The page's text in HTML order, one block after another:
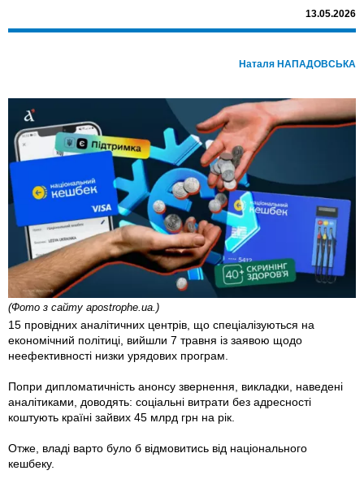
13.05.2026
Наталя НАПАДОВСЬКА
(Фото з сайту apostrophe.ua.)
15 провідних аналітичних центрів, що спеціалізуються на
економічний політиці, вийшли 7 травня із заявою щодо
неефективності низки урядових програм.
Попри дипломатичність анонсу звернення, викладки, наведені
аналітиками, доводять: соціальні витрати без адресності
коштують країні зайвих 45 млрд грн на рік.
Отже, владі варто було б відмовитись від національного
кешбеку.